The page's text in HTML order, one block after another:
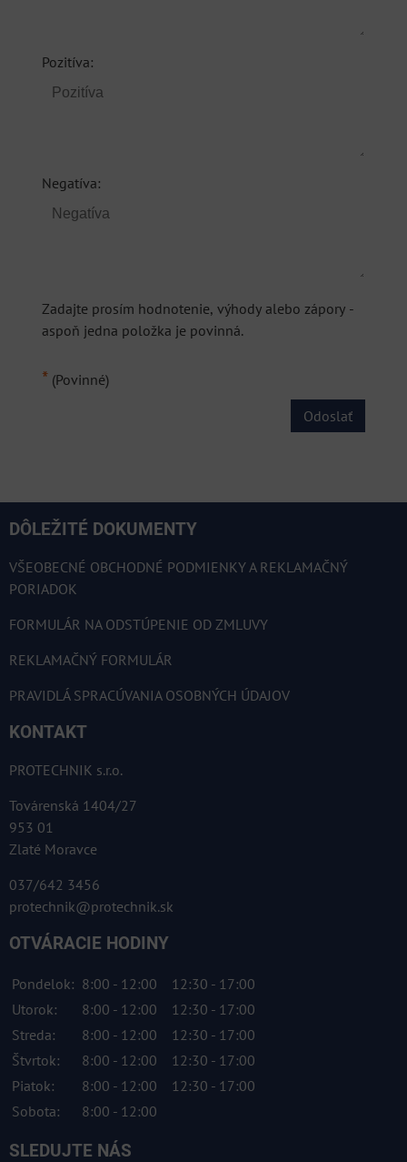
Pozitíva:
Negatíva:
Zadajte prosím hodnotenie, výhody alebo zápory -
aspoň jedna položka je povinná.
* (Povinné)
Odoslať
DÔLEŽITÉ DOKUMENTY
VŠEOBECNÉ OBCHODNÉ PODMIENKY A REKLAMAČNÝ
PORIADOK
FORMULÁR NA ODSTÚPENIE OD ZMLUVY
REKLAMAČNÝ FORMULÁR
PRAVIDLÁ SPRACÚVANIA OSOBNÝCH ÚDAJOV
KONTAKT
PROTECHNIK s.r.o.
Továrenská 1404/27
953 01
Zlaté Moravce
037/642 3456
protechnik@protechnik.sk
OTVÁRACIE HODINY
Pondelok: 8:00 - 12:00
12:30 - 17:00
Utorok:
8:00 - 12:00
12:30 - 17:00
Streda:
8:00 - 12:00
12:30 - 17:00
Štvrtok:
8:00 - 12:00
12:30 - 17:00
Piatok:
8:00 - 12:00
12:30 - 17:00
Sobota:
8:00 - 12:00
SLEDUJTE NÁS